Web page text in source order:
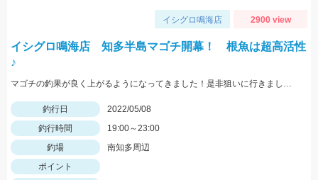
イシグロ鳴海店 2900 view
イシグロ鳴海店 知多半島マゴチ開幕！ 根魚は超高活性
♪
マゴチの釣果が良く上がるようになってきました！是非狙いに行きましょう♪
釣行日
2022/05/08
釣行時間
19:00～23:00
釣場
南知多周辺
ポイント